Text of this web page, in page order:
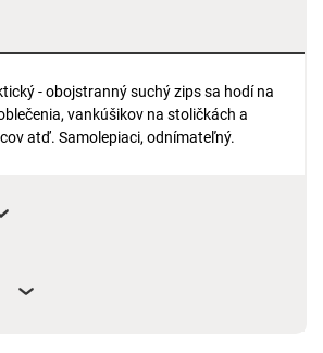
- obojstranný suchý zips sa hodí na
vankúšikov na stoličkách a
atď. Samolepiaci, odnímateľný.